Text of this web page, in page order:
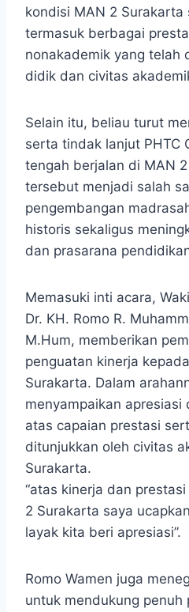
kondisi MAN 2 Surakarta
termasuk berbagai
nonakademik yang telah
didik dan civitas
Selain itu, beliau turut
serta tindak lanjut PHTC
tengah berjalan di MAN
tersebut menjadi salah
pengembangan
historis sekaligus
dan prasarana
Memasuki inti acara,
Dr. KH. Romo R.
M.Hum, memberikan
penguatan kinerja
Surakarta. Dalam
menyampaikan apresiasi
atas capaian prestasi
ditunjukkan oleh civitas
Surakarta.
“atas kinerja dan
2 Surakarta saya
layak kita beri apresiasi”.
Romo Wamen juga
untuk mendukung